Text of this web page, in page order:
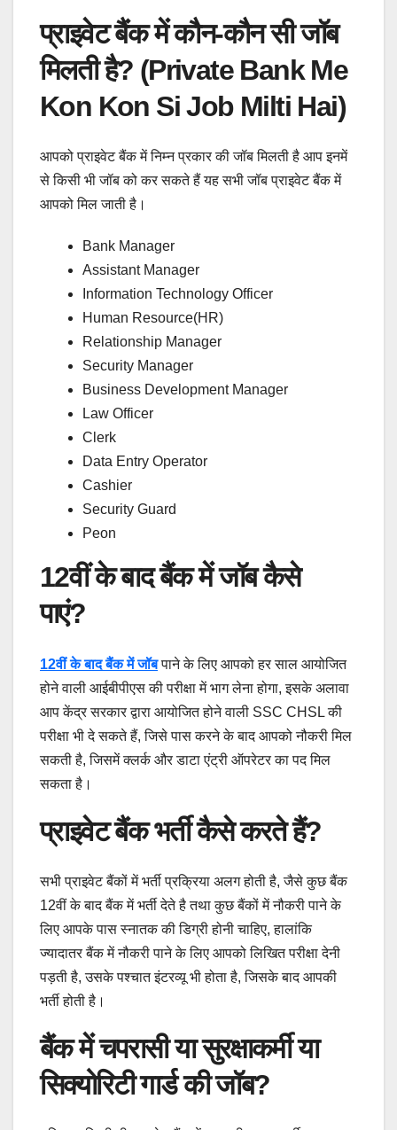
प्राइवेट बैंक में कौन-कौन सी जॉब
मिलती है? (Private Bank Me
Kon Kon Si Job Milti Hai)
आपको प्राइवेट बैंक में निम्न प्रकार की जॉब मिलती है आप इनमें
से किसी भी जॉब को कर सकते हैं यह सभी जॉब प्राइवेट बैंक में
आपको मिल जाती है।
Bank Manager
Assistant Manager
Information Technology Officer
Human Resource(HR)
Relationship Manager
Security Manager
Business Development Manager
Law Officer
Clerk
Data Entry Operator
Cashier
Security Guard
Peon
12वीं के बाद बैंक में जॉब कैसे
पाएं?
12वीं के बाद बैंक में जॉबपाने के लिए आपको हर साल आयोजित
होने वाली आईबीपीएस की परीक्षा में भाग लेना होगा, इसके अलावा
आप केंद्र सरकार द्वारा आयोजित होने वाली SSC CHSL की
परीक्षा भी दे सकते हैं, जिसे पास करने के बाद आपको नौकरी मिल
सकती है, जिसमें क्लर्क और डाटा एंट्री ऑपरेटर का पद मिल
सकता है।
प्राइवेट बैंक भर्ती कैसे करते हैं?
सभी प्राइवेट बैंकों में भर्ती प्रक्रिया अलग होती है, जैसे कुछ बैंक
12वीं के बाद बैंक में भर्ती देते है तथा कुछ बैंकों में नौकरी पाने के
लिए आपके पास स्नातक की डिग्री होनी चाहिए, हालांकि
ज्यादातर बैंक में नौकरी पाने के लिए आपको लिखित परीक्षा देनी
पड़ती है, उसके पश्चात इंटरव्यू भी होता है, जिसके बाद आपकी
भर्ती होती है।
बैंक में चपरासी या सुरक्षाकर्मी या
सिक्योरिटी गार्ड की जॉब?